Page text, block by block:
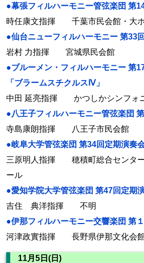
●幕張フィルハーモニー管弦楽団 第
時任康文指揮 千葉市民会館・大
●仙台ニューフィルハーモニー 第33
岩村 力指揮 宮城県民会館
●ブルーメン・フィルハーモニー 第
「ブラームスチクルスⅣ」
中田 延亮指揮 かつしかシンフォ
●八王子フィルハーモニー管弦楽団
寺島康朗指揮 八王子市民会館
●岐阜大学管弦楽団 第34回定期演奏
三原明人指揮 穂積町総合センター
ール
●愛知学院大学管弦楽団 第47回定期
吉住 典洋指揮 不明
●伊那フィルハーモニー交響楽団 第
河津政實指揮 長野県伊那文化会
11月5日(日)